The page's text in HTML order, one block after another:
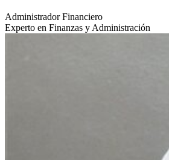
Administrador Financiero
Experto en Finanzas y Administración